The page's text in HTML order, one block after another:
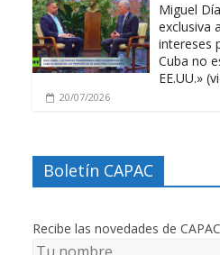
Miguel
exclusiva
intereses
Cuba no
EE.UU.»
20/07/2026
Boletín CAPAC
Recibe las novedades de